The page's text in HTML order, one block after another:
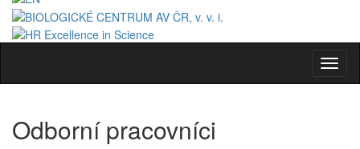
Odborní pracovníci